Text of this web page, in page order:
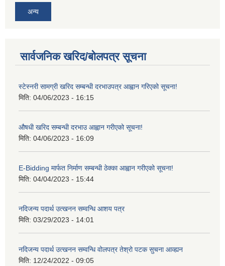
अन्य
सार्वजनिक खरिद/बोलपत्र सूचना
स्टेस्नरी सामग्री खरिद सम्बन्धी दरभाउपत्र आह्वान गरिएको सूचना!
मिति: 04/06/2023 - 16:15
औषधी खरिद सम्बन्धी दरभाउ आह्वान गरीएको सूचना!
मिति: 04/06/2023 - 16:09
E-Bidding मार्फत निर्माण सम्बन्धी ठेक्का आह्वान गरीएको सूचना!
मिति: 04/04/2023 - 15:44
नदिजन्य पदार्थ उत्खनन सम्वन्धि आशय पत्र
मिति: 03/29/2023 - 14:01
नदिजन्य पदार्थ उत्खनन सम्वन्धि वोलपत्र तेश्रो पटक सुचना आव्ह्यन
मिति: 12/24/2022 - 09:05